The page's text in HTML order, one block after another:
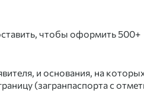
чтобы оформить 500+
и основания, на
(загранпаспорта с